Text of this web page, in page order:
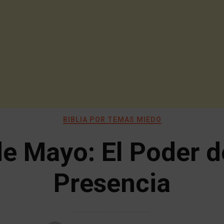
BIBLIA POR TEMAS MIEDO
Mayo: El Poder
Presencia